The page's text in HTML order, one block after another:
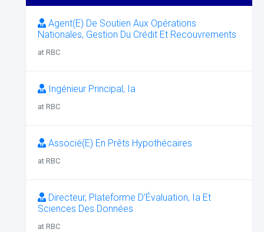
Agent(E) De Soutien Aux Opérations
Nationales, Gestion Du Crédit Et Recouvrements
at RBC
Ingénieur Principal, Ia
at RBC
Associé(E) En Prêts Hypothécaires
at RBC
Directeur, Plateforme D’Évaluation, Ia Et
Sciences Des Données
at RBC